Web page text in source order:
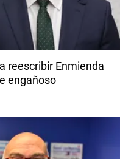
reescribir Enmienda
engañoso